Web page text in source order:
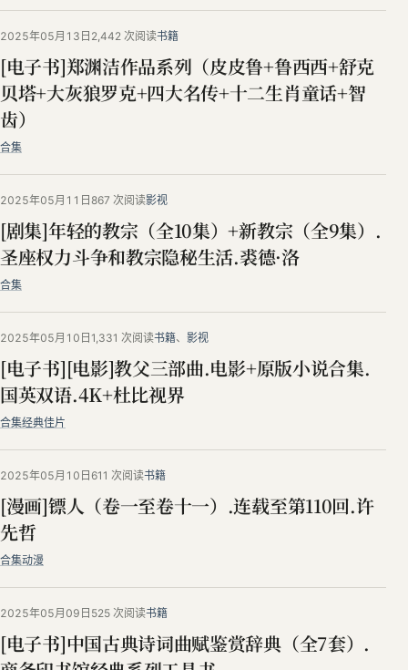
2025年05月13日 2,442 次阅读书籍
[电子书]郑渊洁作品系列（皮皮鲁+鲁西西+舒克
贝塔+大灰狼罗克+四大名传+十二生肖童话+智
齿）
合集
2025年05月11日 867 次阅读影视
[剧集]年轻的教宗（全10集）+新教宗（全9集）.
圣座权力斗争和教宗隐秘生活.裘德·洛
合集
2025年05月10日 1,331 次阅读书籍、 影视
[电子书][电影]教父三部曲.电影+原版小说合集.
国英双语.4K+杜比视界
合集经典佳片
2025年05月10日 611 次阅读书籍
[漫画]镖人（卷一至卷十一）.连载至第110回.许
先哲
合集动漫
2025年05月09日 525 次阅读书籍
[电子书]中国古典诗词曲赋鉴赏辞典（全7套）.